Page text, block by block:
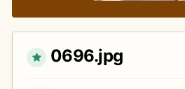
0696.jpg